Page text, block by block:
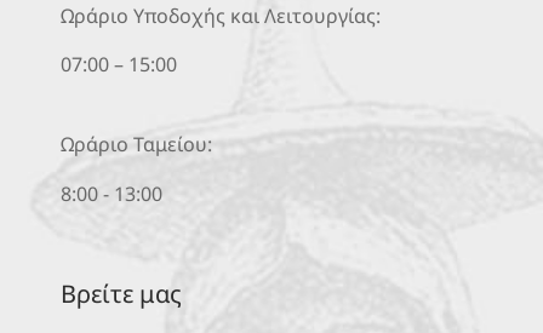
Ωράριο Υποδοχής και Λειτουργίας:
07:00 – 15:00
Ωράριο Ταμείου:
8:00 - 13:00
Βρείτε μας